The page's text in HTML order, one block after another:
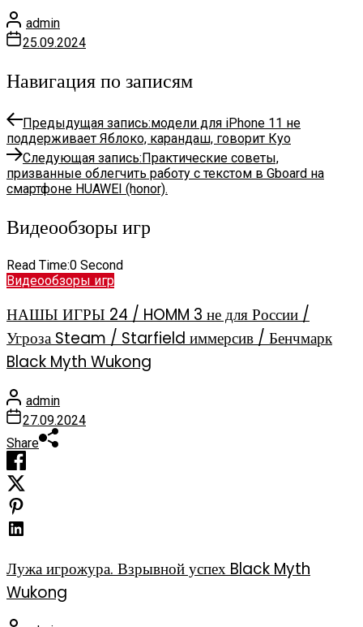
admin
25.09.2024
Навигация по записям
Предыдущая запись:модели для iPhone 11 не
поддерживает Яблоко, карандаш, говорит Куо
Следующая запись:Практические советы,
призванные облегчить работу с текстом в Gboard на
смартфоне HUAWEI (honor).
Видеообзоры игр
Read Time:0 Second
Видеообзоры игр
НАШЫ ИГРЫ 24 / HOMM 3 не для России /
Угроза Steam / Starfield иммерсив / Бенчмарк
Black Myth Wukong
admin
27.09.2024
Share
Лужа игрожура. Взрывной успех Black Myth
Wukong